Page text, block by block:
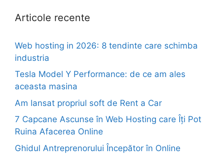
Articole recente
Web hosting in 2026: 8 tendinte care schimba
industria
Tesla Model Y Performance: de ce am ales
aceasta masina
Am lansat propriul soft de Rent a Car
7 Capcane Ascunse în Web Hosting care Îți Pot
Ruina Afacerea Online
Ghidul Antreprenorului Începător în Online